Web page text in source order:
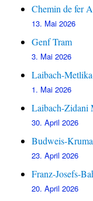
Chemin de fer
13. Mai 2026
Genf Tram
3. Mai 2026
Laibach-
1. Mai 2026
Laibach-Zidani
30. April 2026
Budweis-
23. April 2026
Franz-Josefs-
20. April 2026